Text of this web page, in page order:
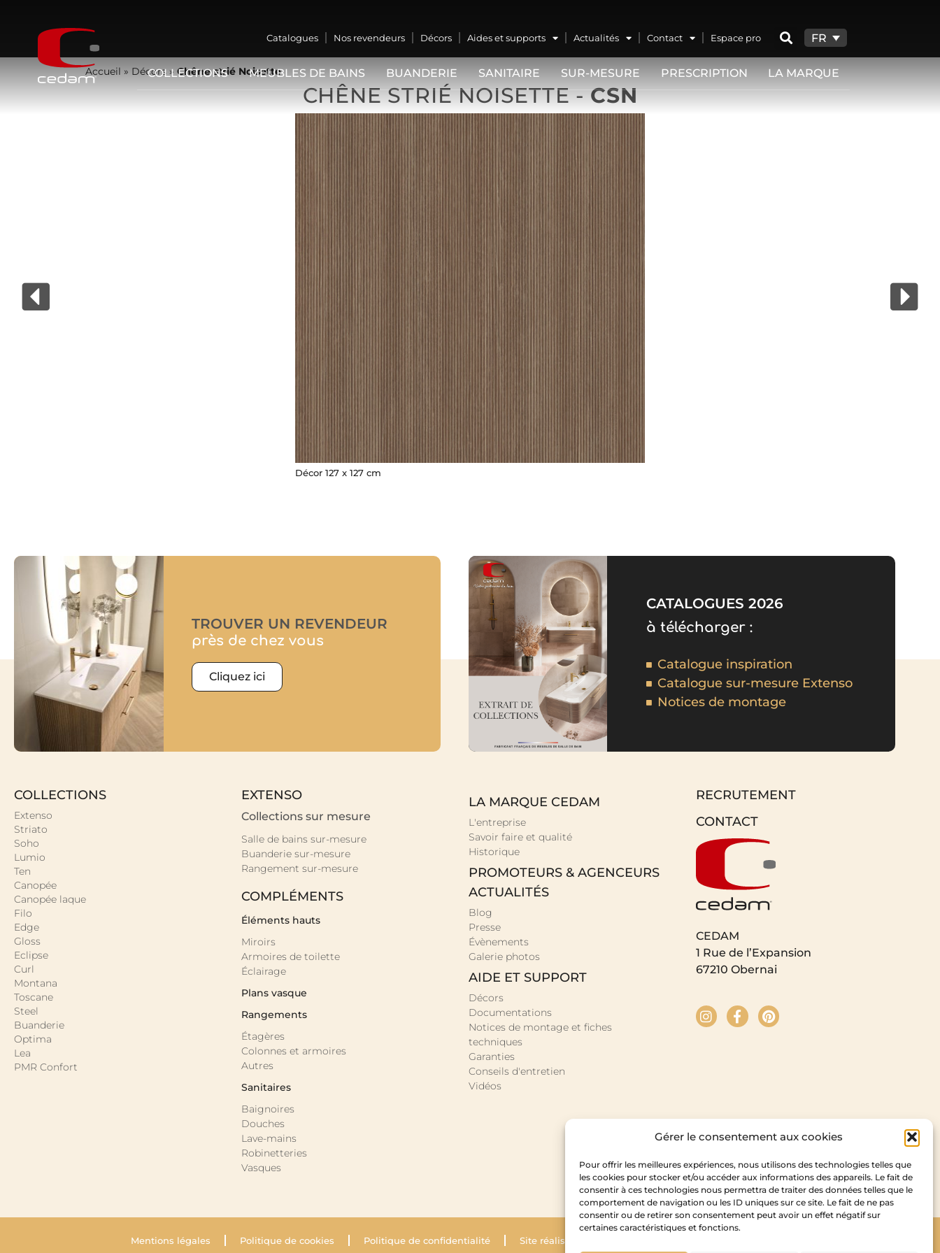
Gérer le consentement aux cookies
Pour offrir les meilleures expériences, nous utilisons des technologies telles que
les cookies pour stocker et/ou accéder aux informations des appareils. Le fait de
consentir à ces technologies nous permettra de traiter des données telles que le
comportement de navigation ou les ID uniques sur ce site. Le fait de ne pas
consentir ou de retirer son consentement peut avoir un effet négatif sur
certaines caractéristiques et fonctions.
Catalogues Nos revendeurs Décors Aides et supports Actualités Contact Espace pro FR
COLLECTIONS MEUBLES DE BAINS BUANDERIE SANITAIRE SUR-MESURE PRESCRIPTION LA MARQUE
Accueil » Décors » Chêne strié Noisette
CHÊNE STRIÉ NOISETTE -CSN
Décor 127 x 127 cm
TROUVER UN REVENDEUR
près de chez vous
Cliquez ici
CATALOGUES 2026
à télécharger :
Catalogue inspiration
Catalogue sur-mesure Extenso
Notices de montage
COLLECTIONS
Extenso
Striato
Soho
Lumio
Ten
Canopée
Canopée laque
Filo
Edge
Gloss
Eclipse
Curl
Montana
Toscane
Steel
Buanderie
Optima
Lea
PMR Confort
EXTENSO
Collections sur mesure
Salle de bains sur-mesure
Buanderie sur-mesure
Rangement sur-mesure
COMPLÉMENTS
Éléments hauts
Miroirs
Armoires de toilette
Éclairage
Plans vasque
Rangements
Étagères
Colonnes et armoires
Autres
Sanitaires
Baignoires
Douches
Lave-mains
Robinetteries
Vasques
LA MARQUE CEDAM
L'entreprise
Savoir faire et qualité
Historique
PROMOTEURS & AGENCEURS
ACTUALITÉS
Blog
Presse
Évènements
Galerie photos
AIDE ET SUPPORT
Décors
Documentations
Notices de montage et fiches
techniques
Garanties
Conseils d'entretien
Vidéos
RECRUTEMENT
CONTACT
CEDAM
1 Rue de l’Expansion
67210 Obernai
Mentions légales Politique de cookies Politique de confidentialité Site réalisé par Krysalidesign